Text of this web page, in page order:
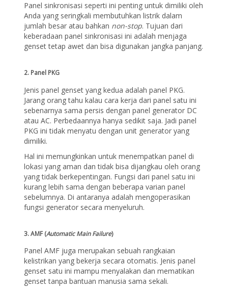
Panel sinkronisasi seperti ini penting untuk dimiliki oleh
Anda yang seringkali membutuhkan listrik dalam
jumlah besar atau bahkan non-stop. Tujuan dari
keberadaan panel sinkronisasi ini adalah menjaga
genset tetap awet dan bisa digunakan jangka panjang.
2. Panel PKG
Jenis panel genset yang kedua adalah panel PKG.
Jarang orang tahu kalau cara kerja dari panel satu ini
sebenarnya sama persis dengan panel generator DC
atau AC. Perbedaannya hanya sedikit saja. Jadi panel
PKG ini tidak menyatu dengan unit generator yang
dimiliki.
Hal ini memungkinkan untuk menempatkan panel di
lokasi yang aman dan tidak bisa dijangkau oleh orang
yang tidak berkepentingan. Fungsi dari panel satu ini
kurang lebih sama dengan beberapa varian panel
sebelumnya. Di antaranya adalah mengoperasikan
fungsi generator secara menyeluruh.
3. AMF (Automatic Main Failure)
Panel AMF juga merupakan sebuah rangkaian
kelistrikan yang bekerja secara otomatis. Jenis panel
genset satu ini mampu menyalakan dan mematikan
genset tanpa bantuan manusia sama sekali.